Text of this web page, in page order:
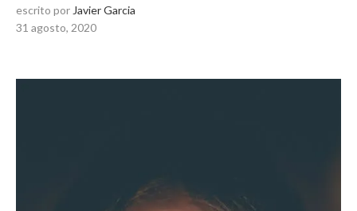
escrito por Javier Garcia
31 agosto, 2020